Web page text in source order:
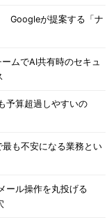
Googleが提案する「ナ
ムでAI共有時のセキュ
予算超過しやすいの
も不安になる業務とい
ール操作を丸投げる